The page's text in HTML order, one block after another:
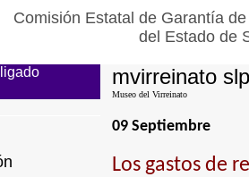
Comisión Estatal de Garantía
del Estado de
mvirreinato slp
Museo del Virreinato
09 Septiembre
Los gastos de